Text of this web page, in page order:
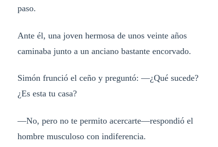
paso.
Ante él, una joven hermosa de unos veinte años
caminaba junto a un anciano bastante encorvado.
Simón frunció el ceño y preguntó: —¿Qué sucede?
¿Es esta tu casa?
—No, pero no te permito acercarte—respondió el
hombre musculoso con indiferencia.